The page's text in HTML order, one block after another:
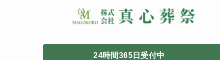
24時間365日受付中